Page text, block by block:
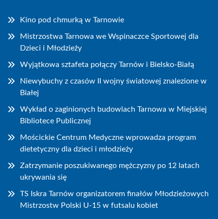
Kino pod chmurką w Tarnowie
Mistrzostwa Tarnowa we Wspinaczce Sportowej dla
Dzieci i Młodzieży
Wyjątkowa sztafeta połączy Tarnów i Bielsko-Białą
Niewybuchy z czasów II wojny światowej znalezione w
Białej
Wykład o zaginionych budowlach Tarnowa w Miejskiej
Bibliotece Publicznej
Mościckie Centrum Medyczne wprowadza program
dietetyczny dla dzieci i młodzieży
Zatrzymanie poszukiwanego mężczyzny po 12 latach
ukrywania się
TS Iskra Tarnów organizatorem finałów Młodzieżowych
Mistrzostw Polski U-15 w futsalu kobiet